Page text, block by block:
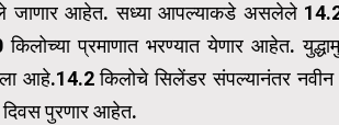
आहेत. सध्या आपल्याकडे असलेले
प्रमाणात भरण्यात येणार आहेत.
आला आहे.14.2 किलोचे सिलेंडर संपल्यानंतर
पुरणार आहेत.